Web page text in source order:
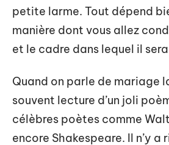
petite larme. Tout dépend
manière dont vous allez
et le cadre dans lequel il
Quand on parle de mariage
souvent lecture d’un joli
célèbres poètes comme
encore Shakespeare. Il n’y a